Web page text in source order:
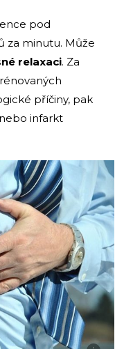
pod
za minutu. Může
relaxaci. Za
příčiny, pak
infarkt